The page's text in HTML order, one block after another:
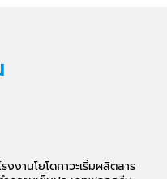
รงงานโยโดกาวะเริ่มผลิตสาร